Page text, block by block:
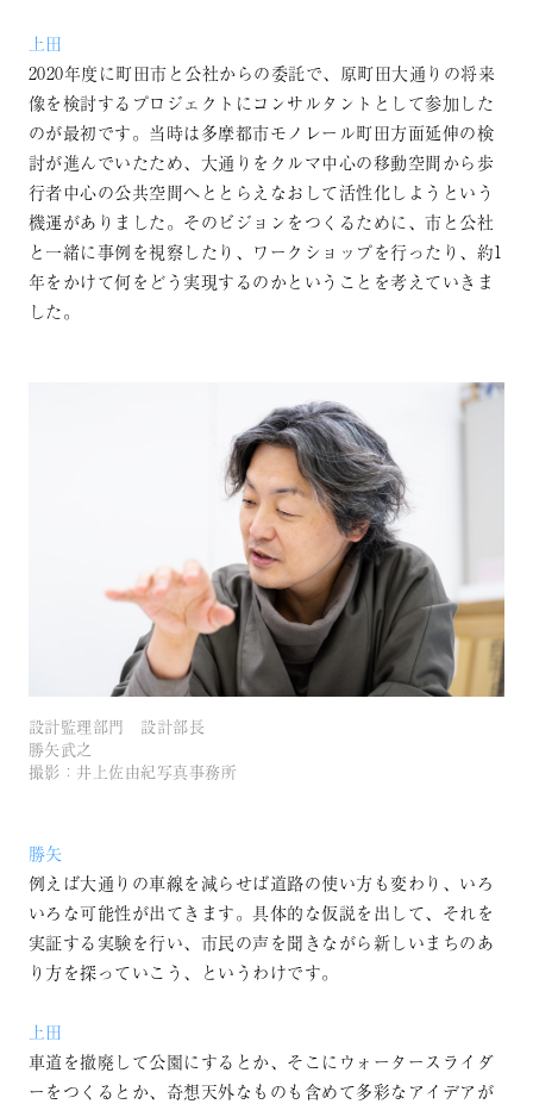
上田
2020年度に町田市と公社からの委託で、原町田大通りの将来
像を検討するプロジェクトにコンサルタントとして参加した
のが最初です。当時は多摩都市モノレール町田方面延伸の検
討が進んでいたため、大通りをクルマ中心の移動空間から歩
行者中心の公共空間へととらえなおして活性化しようという
機運がありました。そのビジョンをつくるために、市と公社
と一緒に事例を視察したり、ワークショップを行ったり、約1
年をかけて何をどう実現するのかということを考えていきま
した。
設計監理部門 設計部長
勝矢武之
撮影：井上佐由紀写真事務所
勝矢
例えば大通りの車線を減らせば道路の使い方も変わり、いろ
いろな可能性が出てきます。具体的な仮説を出して、それを
実証する実験を行い、市民の声を聞きながら新しいまちのあ
り方を探っていこう、というわけです。
上田
車道を撤廃して公園にするとか、そこにウォータースライダ
ーをつくるとか、奇想天外なものも含めて多彩なアイデアが